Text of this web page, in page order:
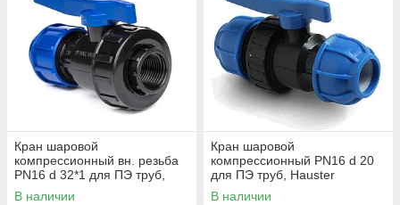
Кран шаровой
компрессионный вн. резьба
PN16 d 32*1 для ПЭ труб,
Hauster
В наличии
Кран шаровой
компрессионный PN16 d 20
для ПЭ труб, Hauster
В наличии